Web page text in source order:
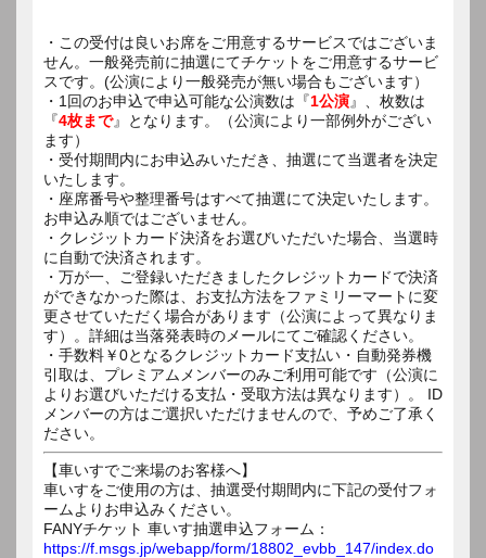
・この受付は良いお席をご用意するサービスではございま
せん。一般発売前に抽選にてチケットをご用意するサービ
スです。(公演により一般発売が無い場合もございます）
・1回のお申込で申込可能な公演数は『1公演』、枚数は
『4枚まで』となります。（公演により一部例外がござい
ます）
・受付期間内にお申込みいただき、抽選にて当選者を決定
いたします。
・座席番号や整理番号はすべて抽選にて決定いたします。
お申込み順ではございません。
・クレジットカード決済をお選びいただいた場合、当選時
に自動で決済されます。
・万が一、ご登録いただきましたクレジットカードで決済
ができなかった際は、お支払方法をファミリーマートに変
更させていただく場合があります（公演によって異なりま
す）。詳細は当落発表時のメールにてご確認ください。
・手数料￥0となるクレジットカード支払い・自動発券機
引取は、プレミアムメンバーのみご利用可能です（公演に
よりお選びいただける支払・受取方法は異なります）。 ID
メンバーの方はご選択いただけませんので、予めご了承く
ださい。
【車いすでご来場のお客様へ】
車いすをご使用の方は、抽選受付期間内に下記の受付フォ
ームよりお申込みください。
FANYチケット 車いす抽選申込フォーム：
https://f.msgs.jp/webapp/form/18802_evbb_147/index.do